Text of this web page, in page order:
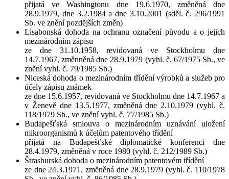
přijatá ve Washingtonu dne 19.6.1970, změněná dne
28.9.1979, dne 3.2.1984 a dne 3.10.2001 (sděl. č. 296/1991
Sb. ve znění pozdějších změn)
Lisabonská dohoda na ochranu označení původu a o jejich
mezinárodním zápisu
ze dne 31.10.1958, revidovaná ve Stockholmu dne
14.7.1967, změnněná dne 28.9.1979 (vyhl. č. 67/1975 Sb., ve
znění vyhl. č. 79/1985 Sb.)
Niceská dohoda o mezinárodním třídění výrobků a služeb pro
účely zápisu známek
ze dne 15.6.1957, revidovaná ve Stockholmu dne 14.7.1967 a
v Ženevě dne 13.5.1977, změněná dne 2.10.1979 (vyhl. č.
118/1979 Sb., ve znění vyhl. č. 77/1985 Sb.)
Budapešťská smlouva o mezinárodním uznávání uložení
mikroorganismů k účelům patentového třídění
přijatá na Budapešťské diplomatické konferenci dne
28.4.1979, změněná v roce 1980 (vyhl. č. 212/1989 Sb.)
Štrasburská dohoda o mezinárodním patentovém třídění
ze dne 24.3.1971, změněná dne 28.9.1979 (vyhl. č. 110/1978